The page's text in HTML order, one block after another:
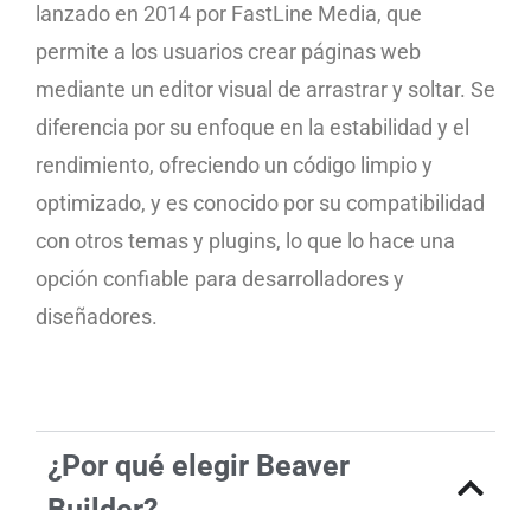
lanzado en 2014 por FastLine Media, que
permite a los usuarios crear páginas web
mediante un editor visual de arrastrar y soltar. Se
diferencia por su enfoque en la estabilidad y el
rendimiento, ofreciendo un código limpio y
optimizado, y es conocido por su compatibilidad
con otros temas y plugins, lo que lo hace una
opción confiable para desarrolladores y
diseñadores.
¿Por qué elegir Beaver